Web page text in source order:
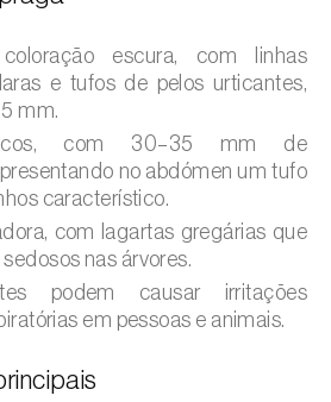
)
macieiras (Eriosoma
feijão (Aphis fabae
pessegueiro
)
ameixeira (Brachycaudus
escura, com linhas
e tufos de pelos urticantes,
mm.
com 30–35 mm de
no abdómen um tufo
característico.
com lagartas gregárias que
nas árvores.
podem causar irritações
em pessoas e animais.